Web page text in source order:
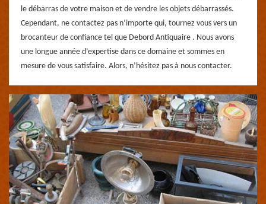
le débarras de votre maison et de vendre les objets débarrassés.
Cependant, ne contactez pas n’importe qui, tournez vous vers un
brocanteur de confiance tel que Debord Antiquaire . Nous avons
une longue année d’expertise dans ce domaine et sommes en
mesure de vous satisfaire. Alors, n’hésitez pas à nous contacter.